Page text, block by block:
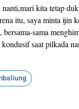
kita tetap
itu, saya minta ijin
sama
saat pilkada